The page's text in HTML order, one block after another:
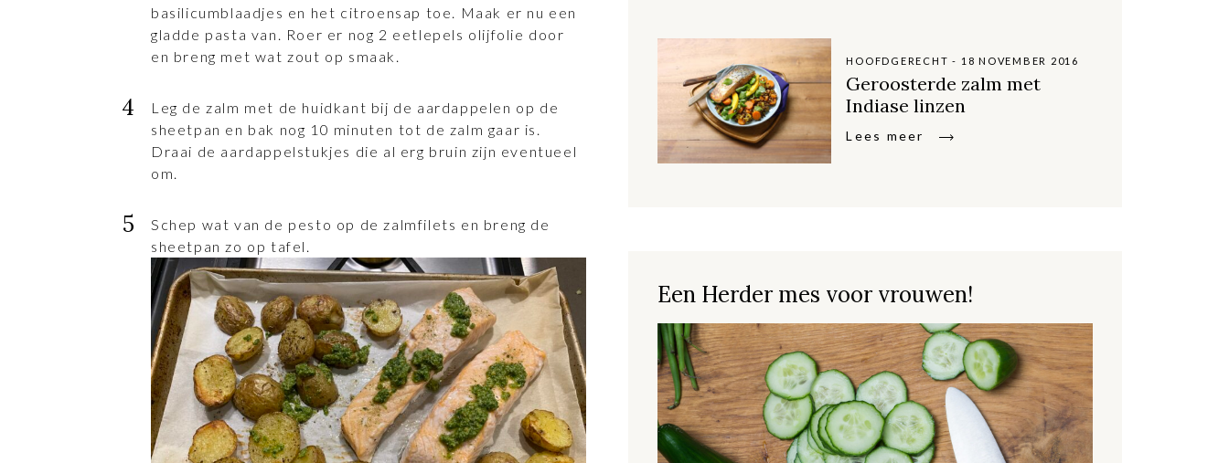
basilicumblaadjes en het citroensap toe. Maak er nu een
gladde pasta van. Roer er nog 2 eetlepels olijfolie door
en breng met wat zout op smaak.
Leg de zalm met de huidkant bij de aardappelen op de
sheetpan en bak nog 10 minuten tot de zalm gaar is.
Draai de aardappelstukjes die al erg bruin zijn eventueel
om.
Schep wat van de pesto op de zalmfilets en breng de
sheetpan zo op tafel.
HOOFDGERECHT - 18 NOVEMBER 2016
Geroosterde zalm met
Indiase linzen
Lees meer
Een Herder mes voor vrouwen!